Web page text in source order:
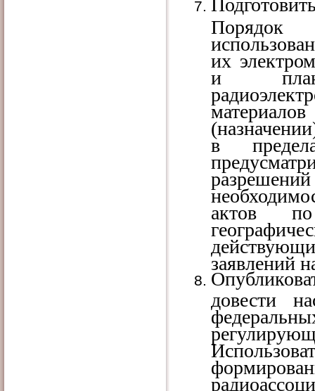
Порядок
их
и
в
актов
заявлений
довести